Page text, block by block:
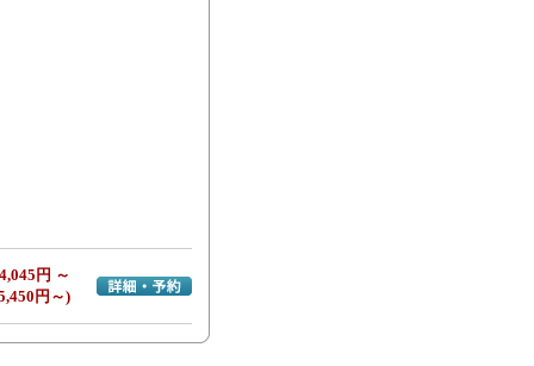
円 ～
円～)
詳細・予約へ